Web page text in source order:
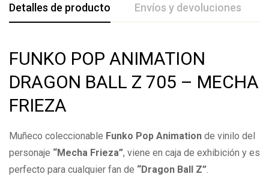
Detalles de producto Envíos y devoluciones
FUNKO POP ANIMATION
DRAGON BALL Z 705 – MECHA
FRIEZA
Muñeco coleccionable Funko Pop Animation de vinilo del
personaje “Mecha Frieza”, viene en caja de exhibición y es
perfecto para cualquier fan de “Dragon Ball Z”.
De La Calificación Y Revisión De
Base en 0 Comentarios
Escribe una reseña
Todavía no hay comentarios.